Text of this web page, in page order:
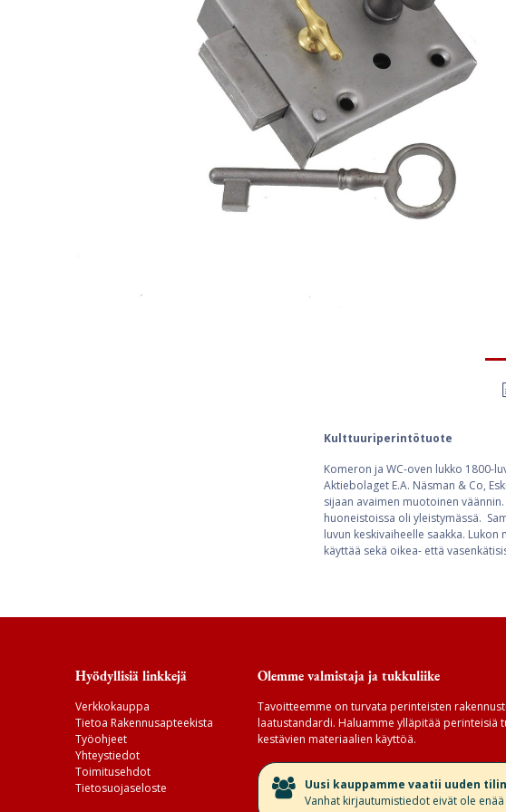
Kulttuuriperintötuote
Komeron ja WC-oven lukko 1800-
Aktiebolaget E.A. Näsman & Co,
sijaan avaimen muotoinen
huoneistoissa oli yleistymässä.
luvun keskivaiheelle saakka.
käyttää sekä oikea- että
Hyödyllisiä linkkejä
Verkkokauppa
Tietoa Rakennusapteekista
Työohjeet
Yhteystiedot
Toimitusehdot
Tietosuojaseloste
Olemme valmistaja ja tukkuliike
Tavoitteemme on turvata perinteisten
laatustandardi. Haluamme ylläpitää perinteisiä
kestävien materiaalien käyttöä.
​Uusi kauppamme vaatii uuden
Vanhat kirjautumistiedot eivät ole enää